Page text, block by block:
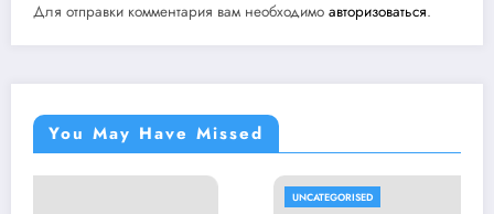
Для отправки комментария вам необходимо авторизоваться.
You May Have Missed